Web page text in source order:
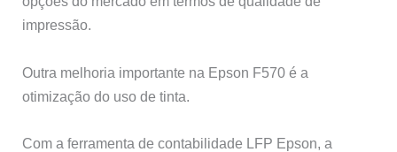
impressão.
Outra melhoria importante na Epson F570 é a
otimização do uso de tinta.
Com a ferramenta de contabilidade LFP Epson, a